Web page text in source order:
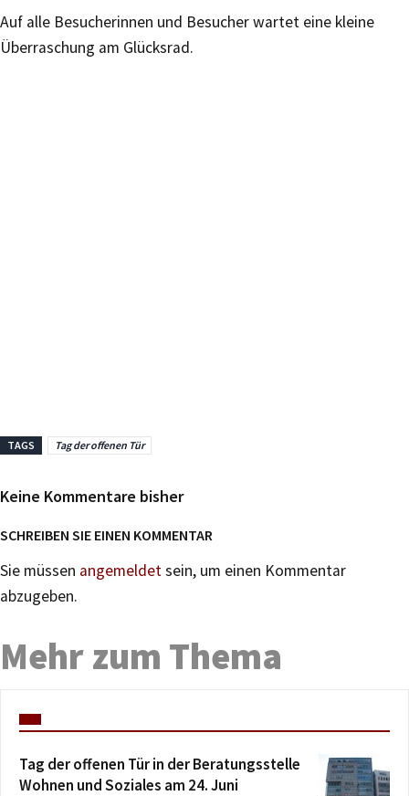
Auf alle Besucherinnen und Besucher wartet eine kleine
Überraschung am Glücksrad.
TAGS Tag der offenen Tür
Keine Kommentare bisher
SCHREIBEN SIE EINEN KOMMENTAR
Sie müssen angemeldetsein, um einen Kommentar
abzugeben.
Mehr zum Thema
Tag der offenen Tür in der Beratungsstelle
Wohnen und Soziales am 24. Juni